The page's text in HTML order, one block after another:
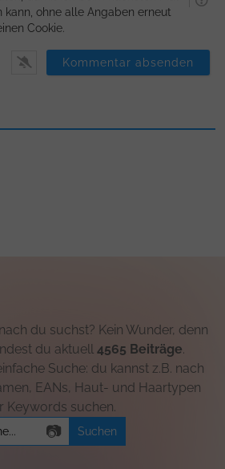
ohne alle Angaben erneut
Cookie.
du suchst? Kein Wunder, denn
du aktuell 4565 Beiträge.
Suche: du kannst z.B. nach
EANs, Haut- und Haartypen
Keywords suchen.
📷